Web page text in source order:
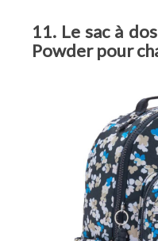
11. Le sac à
Powder pour